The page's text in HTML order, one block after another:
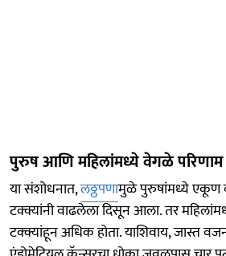
पुरुष आणि महिलांमध्ये वेगळे परिणाम
या संशोधनात,लठ्ठपणामुळे पुरुषांमध्ये एकूण
टक्क्यांनी वाढलेला दिसून आला. तर
टक्क्यांहून अधिक होता. याशिवाय, जास्त